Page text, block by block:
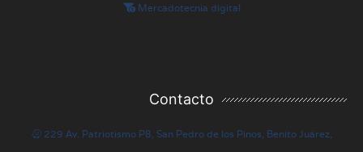
Mercadotecnia digital
Contacto
229 Av. Patriotismo P8, San Pedro de los Pinos, Benito Juárez,